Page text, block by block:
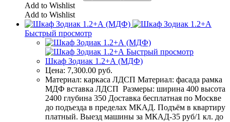
Add to Wishlist
Add to Wishlist
Быстрый просмотр
Быстрый просмотр
Шкаф Зодиак 1.2+А (МДФ)
Цена: 7,300.00 руб.
Материал: каркаса ЛДСП Материал: фасада рамка
МДФ вставка ЛДСП Размеры: ширина 400 высота
2400 глубина 350 Доставка бесплатная по Москве
до подъезда в пределах МКАД. Подъём в квартиру
платный. Выезд машины за МКАД-35 руб/1 кл. до